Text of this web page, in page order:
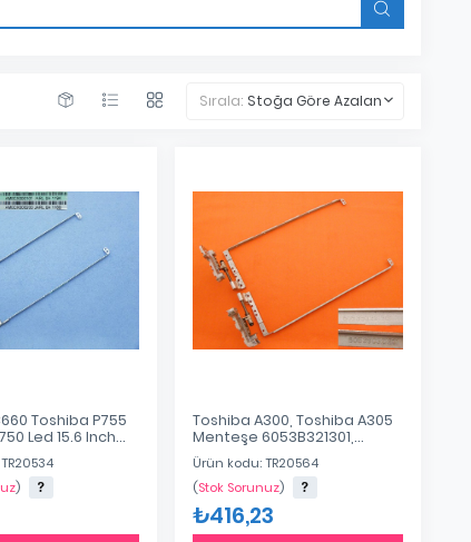
Sırala: Stoğa Göre Azalan
Toshiba P755
Led 15.6 Inch
Am0cx000100
)
Toshiba A300, Toshiba A305
Menteşe 6053B321301,
6053B0321201
Ürün kodu: TR20564
(Stok Sorunuz)
₺416,23